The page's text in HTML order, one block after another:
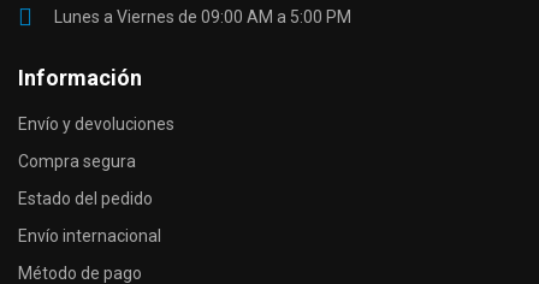
Lunes a Viernes de 09:00 AM a 5:00 PM
Información
Envío y devoluciones
Compra segura
Estado del pedido
Envío internacional
Método de pago